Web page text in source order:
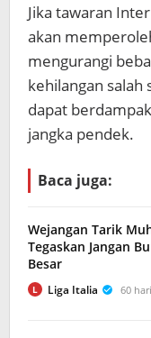
Jika tawaran
akan
mengurangi
kehilangan salah
dapat
jangka pendek.
Baca juga:
Wejangan Tarik
Tegaskan Jangan
Besar
L Liga Italia 60 hari